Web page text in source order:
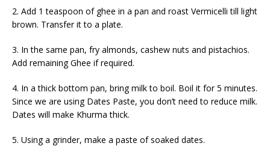
2. Add 1 teaspoon of ghee in a pan and roast Vermicelli till light
brown. Transfer it to a plate.
3. In the same pan, fry almonds, cashew nuts and pistachios.
Add remaining Ghee if required.
4. In a thick bottom pan, bring milk to boil. Boil it for 5 minutes.
Since we are using Dates Paste, you don’t need to reduce milk.
Dates will make Khurma thick.
5. Using a grinder, make a paste of soaked dates.